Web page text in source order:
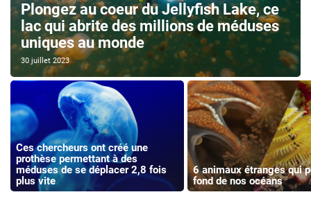
Plongez au coeur du Jellyfish Lake, ce
lac qui abrite des millions de méduses
uniques au monde
30 juillet 2023
Ces chercheurs ont créé une
prothèse permettant à des
méduses de se déplacer 2,8 fois
plus vite
6 animaux étranges qui
fond de nos océans